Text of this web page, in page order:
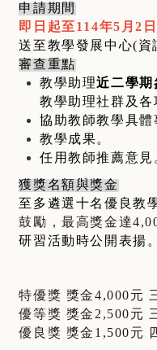
申請期間
即日起至114年5月2
送至教學發展中心(資
審查重點
教學助理近二學期
教學助理社群及各
協助教師教學具體
教學成果。
任用教師推薦意見
獲獎名額與獎金
至多遴選十名優良教
鼓勵，最高獎金達
研習活動時公開表揚。
特優獎 獎金4,000元
優等獎 獎金2,500元
優良獎 獎金1,500元